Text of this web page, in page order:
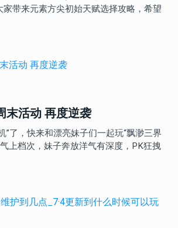
带来元素方尖初始天赋选择攻略，希望
末活动 再度逆袭
”了，快来和漂亮妹子们一起玩“飘渺三界
上档次，妹子奔放洋气有深度，PK狂拽